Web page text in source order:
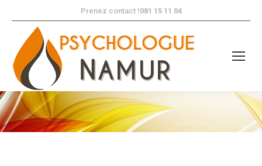
Prenez contact !081 15 11 04
Vous êtes ici :